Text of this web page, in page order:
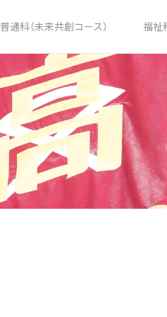
普通科（未来共創コース） 福祉